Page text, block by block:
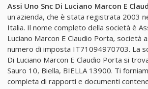
Assi Uno Snc Di Luciano Marcon E
un'azienda, che è stata registrata 2003
Italia. Il nome completo della società è
Luciano Marcon E Claudio Porta, società
numero di imposta IT71094970703. La
Di Luciano Marcon E Claudio Porta si
Sauro 10, Biella, BIELLA 13900. Ti
completa di rapporti e documenti